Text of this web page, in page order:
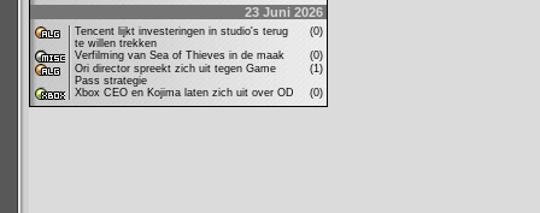
23 Juni 2026
Tencent lijkt investeringen in studio's terug
te willen trekken
(0)
Verfilming van Sea of Thieves in de maak
(0)
Ori director spreekt zich uit tegen Game
Pass strategie
(1)
Xbox CEO en Kojima laten zich uit over OD
(0)